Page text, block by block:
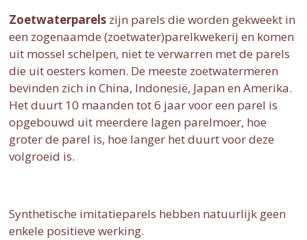
Zoetwaterparels zijn parels die worden gekweekt in
een zogenaamde (zoetwater)parelkwekerij en komen
uit mossel schelpen, niet te verwarren met de parels
die uit oesters komen. De meeste zoetwatermeren
bevinden zich in China, Indonesië, Japan en Amerika.
Het duurt 10 maanden tot 6 jaar voor een parel is
opgebouwd uit meerdere lagen parelmoer, hoe
groter de parel is, hoe langer het duurt voor deze
volgroeid is.
Synthetische imitatieparels hebben natuurlijk geen
enkele positieve werking.